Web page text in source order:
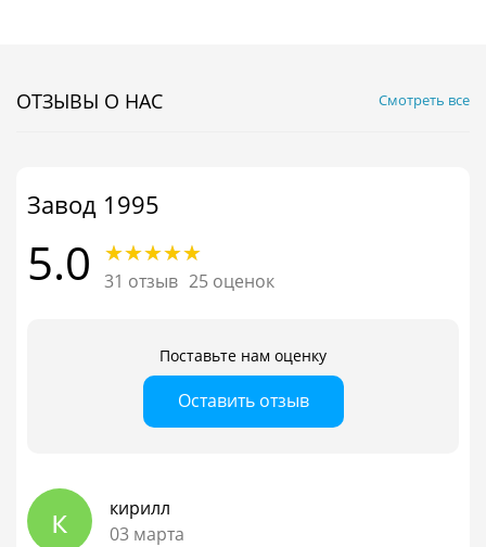
ОТЗЫВЫ О НАС Смотреть все
Завод 1995
5.0 31 отзыв 25 оценок
Поставьте нам оценку
Оставить отзыв
к
кирилл
03 марта